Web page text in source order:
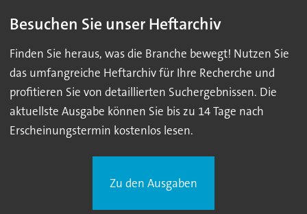
Besuchen Sie unser Heftarchiv
Finden Sie heraus, was die Branche bewegt! Nutzen Sie
das umfangreiche Heftarchiv für Ihre Recherche und
profitieren Sie von detaillierten Suchergebnissen. Die
aktuellste Ausgabe können Sie bis zu 14 Tage nach
Erscheinungstermin kostenlos lesen.
Zu den Ausgaben